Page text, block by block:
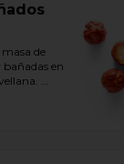
de
en